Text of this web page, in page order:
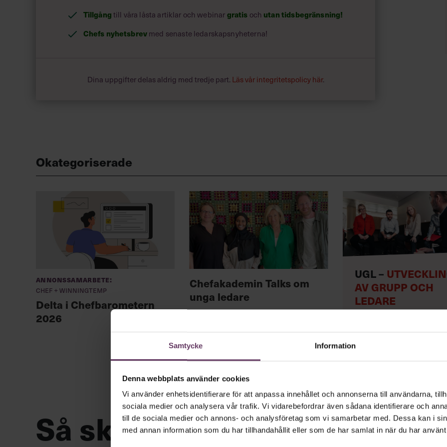
Samtycke Information
Denna webbplats använder cookies
Vi använder enhetsidentifierare för att anpassa innehållet och annonserna till användarna,
sociala medier och analysera vår trafik. Vi vidarebefordrar även sådana identifierare och
till de sociala medier och annons- och analysföretag som vi samarbetar med. Dessa kan i
med annan information som du har tillhandahållit eller som de har samlat in när du har
Tillgång till våra låsta artiklar och webinar gratis och utan tidsbegränsning!
Chefs nyhetsbrev med senaste ledarskapsnyheterna!
Dina uppgifter delas aldrig med tredje part. Läs vår integritetspolicy här.
Okategoriserade
Annonssamarbete:
Chef + Winningtemp
Delta i Chefbarometern
2026
Chefakademin Talks om
unga ledare
UGL –
AV GRUPP OCH
LEDARE
Så ska en partiledare vara